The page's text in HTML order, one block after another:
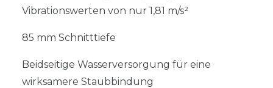
Vibrationswerten von nur 1,81 m/s²
85 mm Schnitttiefe
Beidseitige Wasserversorgung für eine
wirksamere Staubbindung